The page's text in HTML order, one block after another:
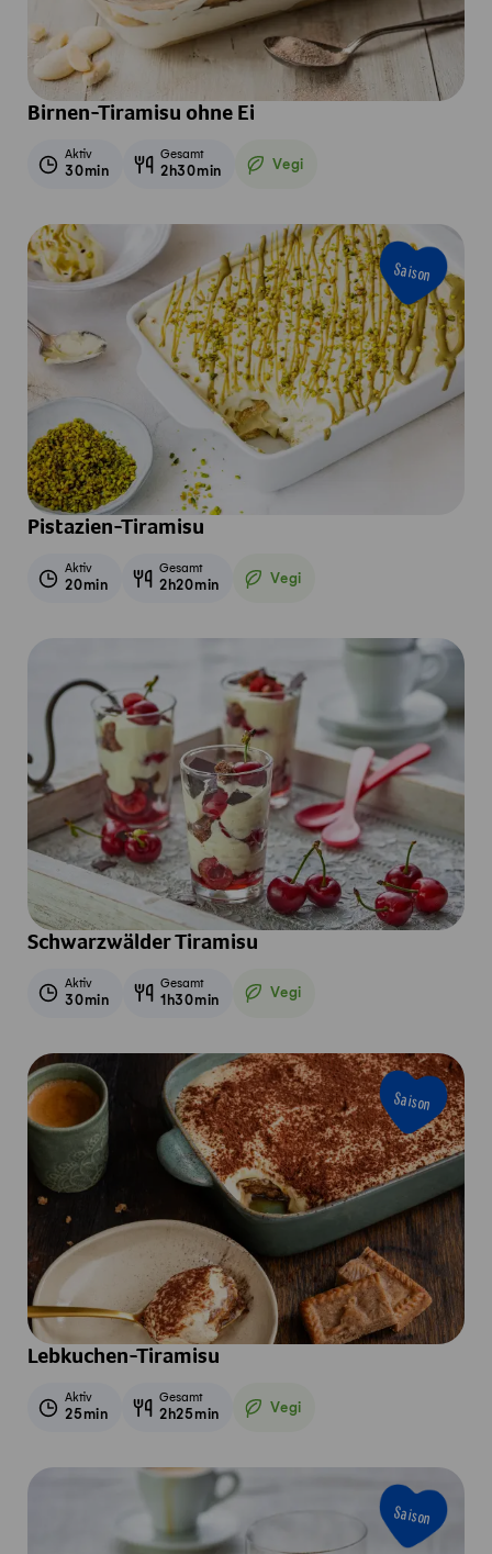
Birnen-Tiramisu ohne Ei
Aktiv
30min
Gesamt
2h30min Vegi
Vegetarisch
Saison
Pistazien-Tiramisu
Aktiv
20min
Gesamt
2h20min Vegi
Vegetarisch
Schwarzwälder Tiramisu
Aktiv
30min
Gesamt
1h30min Vegi
Vegetarisch
Saison
Lebkuchen-Tiramisu
Aktiv
25min
Gesamt
2h25min Vegi
Vegetarisch
Saison